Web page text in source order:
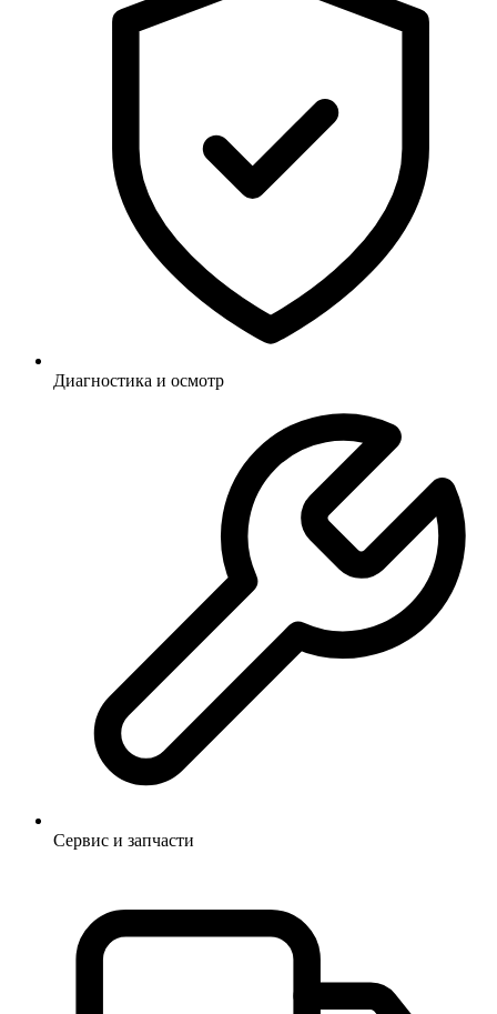
Диагностика и осмотр
Сервис и запчасти